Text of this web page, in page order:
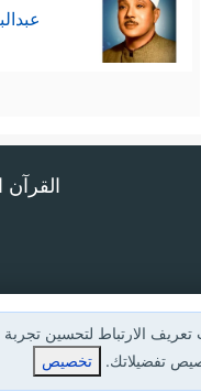
القرآن
الارتباط لتحسين تجربة
تفضيلاتك.
تخصيص